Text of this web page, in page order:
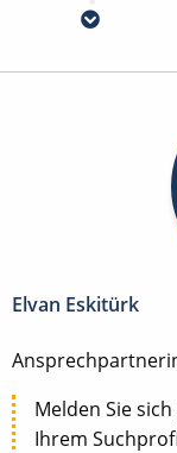
Elvan Eskitürk
Melden Sie
Ihrem